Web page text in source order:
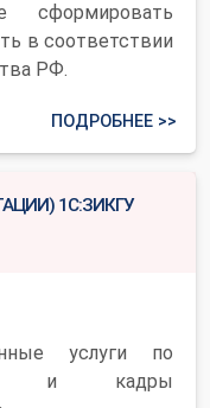
в соответствии
РФ.
ПОДРОБНЕЕ >>
1С:ЗИКГУ
услуги по
и кадры